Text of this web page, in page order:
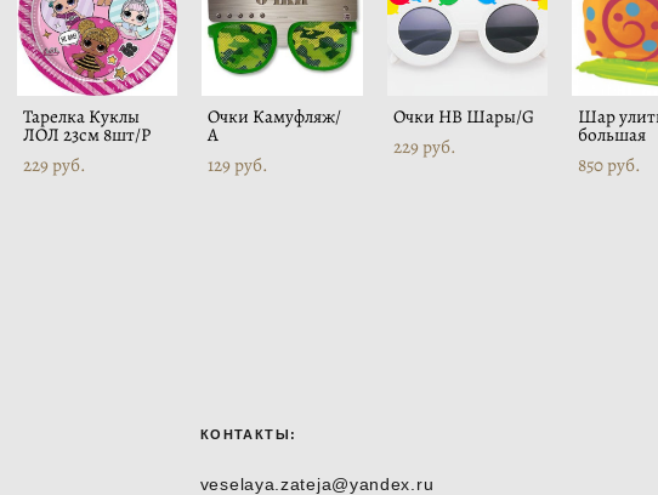
Тарелка Куклы
ЛОЛ 23см 8шт/Р
229 pуб.
Очки Камуфляж/
А
129 pуб.
Очки HB Шары/G
229 pуб.
Шар
большая
850 pуб.
КОНТАКТЫ:
veselaya.zateja@yandex.ru